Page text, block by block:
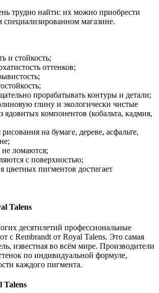
трудно найти: их можно приобрести
специализированном магазине.
и стойкость;
оттенков;
прорабатывать контуры и детали;
глину и экологически чистые
ядовитых компонентов (кобальта, кадмия,
на бумаге, дереве, асфальте,
ломаются;
с поверхностью;
цветных пигментов достигает
Talens
десятилетий профессиональные
с Rembrandt от Royal Talens. Это самая
известная во всём мире. Производители
по индивидуальной формуле,
каждого пигмента.
Talens